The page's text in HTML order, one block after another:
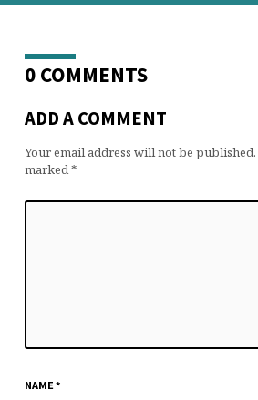
0 COMMENTS
ADD A COMMENT
Your email address will not be published.
marked*
NAME *